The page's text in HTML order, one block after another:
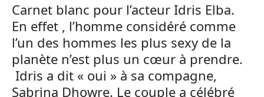
Carnet blanc pour l’acteur Idris Elba.
En effet , l’homme considéré comme
l’un des hommes les plus sexy de la
planète n’est plus un cœur à prendre.
Idris a dit « oui » à sa compagne,
Sabrina Dhowre. Le couple a célébré